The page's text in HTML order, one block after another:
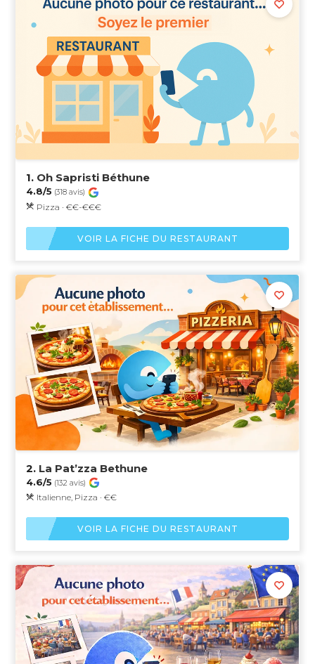
1. Oh Sapristi Béthune
4.8/5 (318 avis)
Pizza · €€-€€€
VOIR LA FICHE DU RESTAURANT
2. La Pat’zza Bethune
4.6/5 (132 avis)
Italienne, Pizza · €€
VOIR LA FICHE DU RESTAURANT